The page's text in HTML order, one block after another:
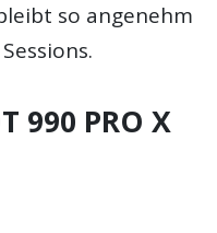
so angenehm
990 PRO X